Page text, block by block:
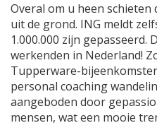
Overal om u heen schieten
uit de grond. ING meldt
1.000.000 zijn gepasseerd.
werkenden in Nederland!
Tupperware-
personal coaching
aangeboden door
mensen, wat een mooie